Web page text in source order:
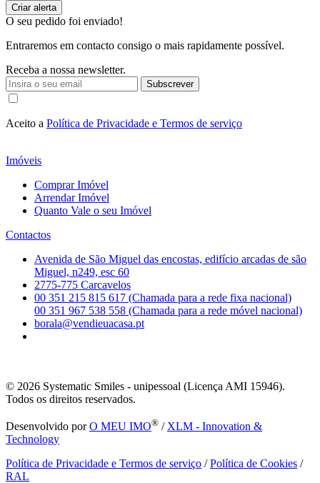
O seu pedido foi enviado!
Entraremos em contacto consigo o mais rapidamente possível.
Receba a nossa newsletter.
Subscrever
Aceito a Política de Privacidade e Termos de serviço
Imóveis
Comprar Imóvel
Arrendar Imóvel
Quanto Vale o seu Imóvel
Contactos
Avenida de São Miguel das encostas, edifício arcadas de são
Miguel, n249, esc 60
2775-775 Carcavelos
00 351 215 815 617 (Chamada para a rede fixa nacional)
00 351 967 538 558 (Chamada para a rede móvel nacional)
borala@vendieuacasa.pt
© 2026 Systematic Smiles - unipessoal (Licença AMI 15946).
Todos os direitos reservados.
Desenvolvido porO MEU IMO® / XLM - Innovation &
Technology
Política de Privacidade e Termos de serviço /Política de Cookies /
RAL